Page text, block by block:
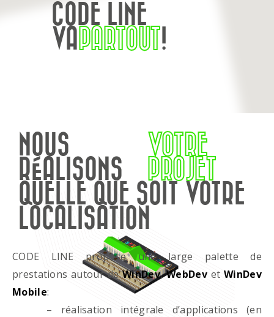
CODE LINE
VAPARTOUT!
NOUS
RÉALISONS
VOTRE
PROJET
QUELLE QUE SOIT VOTRE
LOCALISATION
CODE LINE propose une large palette de
prestations autour deWinDev,WebDevet WinDev
Mobile:
– réalisation intégrale d’applications (en